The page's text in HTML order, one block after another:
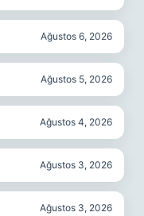
Ağustos 6, 2026
Ağustos 5, 2026
Ağustos 4, 2026
Ağustos 3, 2026
Ağustos 3, 2026